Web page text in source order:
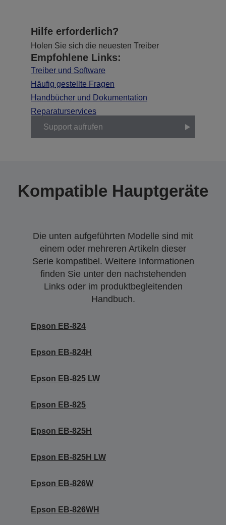
Hilfe erforderlich?
Holen Sie sich die neuesten Treiber
Empfohlene Links:
Treiber und Software
Häufig gestellte Fragen
Handbücher und Dokumentation
Reparaturservices
Support aufrufen
Kompatible Hauptgeräte
Die unten aufgeführten Modelle sind mit
einem oder mehreren Artikeln dieser
Serie kompatibel. Weitere Informationen
finden Sie unter den nachstehenden
Links oder im produktbegleitenden
Handbuch.
Epson EB-824
Epson EB-824H
Epson EB-825 LW
Epson EB-825
Epson EB-825H
Epson EB-825H LW
Epson EB-826W
Epson EB-826WH